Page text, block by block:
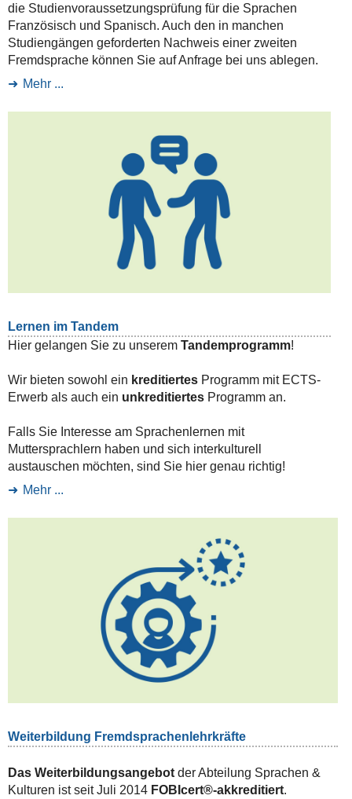
die Studienvoraussetzungsprüfung für die Sprachen
Französisch und Spanisch. Auch den in manchen
Studiengängen geforderten Nachweis einer zweiten
Fremdsprache können Sie auf Anfrage bei uns ablegen.
Mehr ...
Lernen im Tandem
Hier gelangen Sie zu unserem Tandemprogramm!
Wir bieten sowohl ein kreditiertesProgramm mit ECTS-
Erwerb als auch ein unkreditiertesProgramm an.
Falls Sie Interesse am Sprachenlernen mit
Muttersprachlern haben und sich interkulturell
austauschen möchten, sind Sie hier genau richtig!
Mehr ...
Weiterbildung Fremdsprachenlehrkräfte
Das Weiterbildungsangebotder Abteilung Sprachen &
Kulturen ist seit Juli 2014 FOBIcert®-akkreditiert.